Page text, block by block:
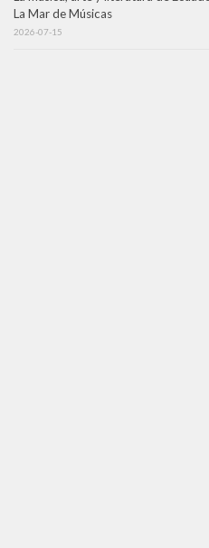
La Mar de Músicas
2026-07-15